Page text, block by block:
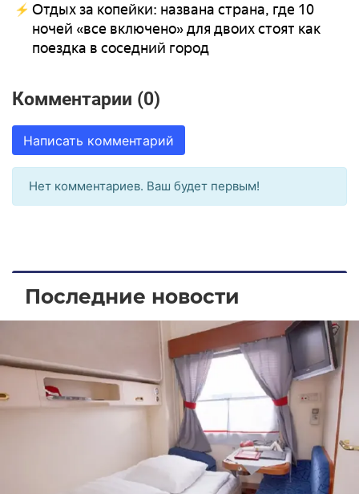
Отдых за копейки: названа страна, где 10
ночей «все включено» для двоих стоят как
поездка в соседний город
Комментарии (0)
Написать комментарий
Нет комментариев. Ваш будет первым!
Последние новости